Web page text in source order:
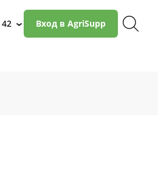
42 › Вход в AgriSupp